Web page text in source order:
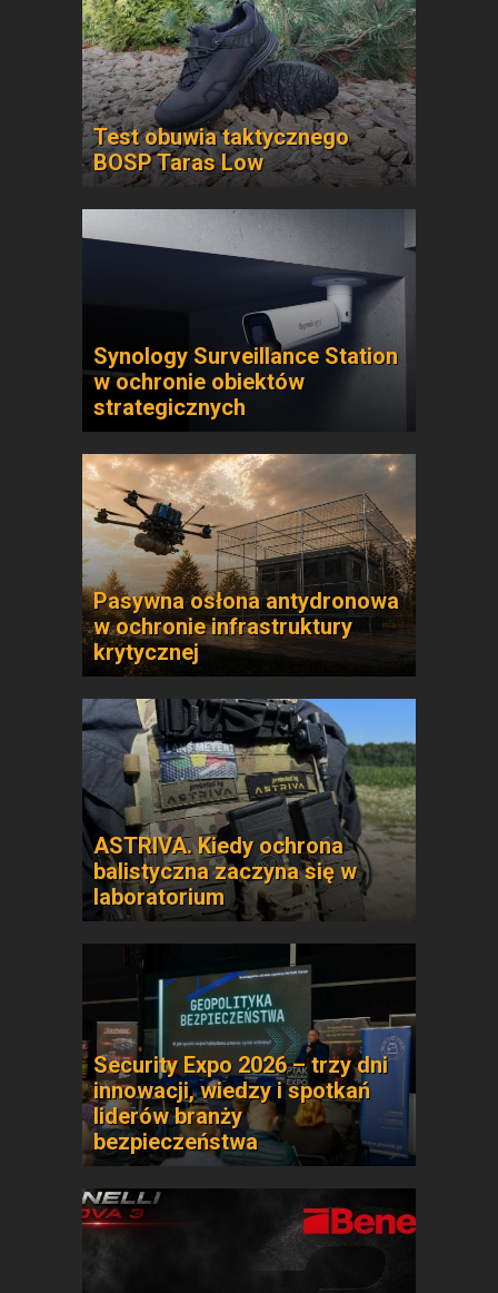
Test obuwia taktycznego
BOSP Taras Low
Synology Surveillance Station
w ochronie obiektów
strategicznych
Pasywna osłona antydronowa
w ochronie infrastruktury
krytycznej
ASTRIVA. Kiedy ochrona
balistyczna zaczyna się w
laboratorium
Security Expo 2026 – trzy dni
innowacji, wiedzy i spotkań
liderów branży
bezpieczeństwa